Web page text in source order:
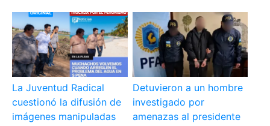
La Juventud Radical
cuestionó la difusión de
imágenes manipuladas
Detuvieron a un hombre
investigado por
amenazas al presidente